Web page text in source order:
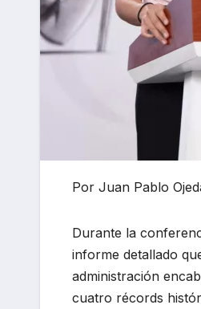
Por Juan Pablo
Durante la
informe detallado
administración
cuatro récords